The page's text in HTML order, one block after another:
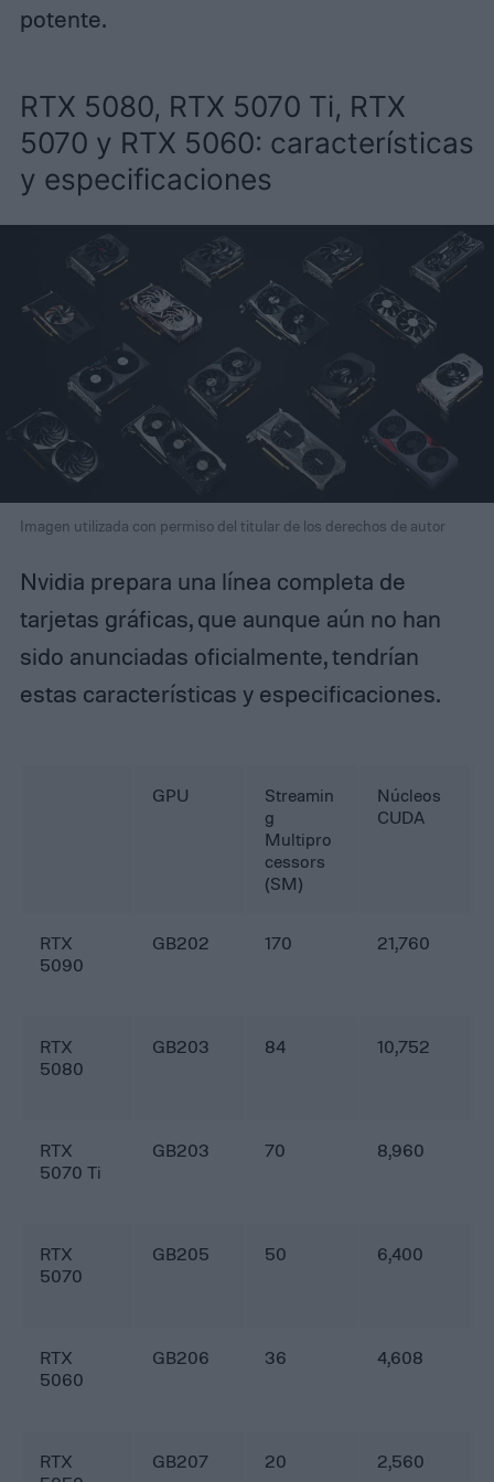
potente.
RTX 5080, RTX 5070 Ti, RTX
5070 y RTX 5060: características
y especificaciones
Imagen utilizada con permiso del titular de los derechos de autor
Nvidia prepara una línea completa de
tarjetas gráficas, que aunque aún no han
sido anunciadas oficialmente, tendrían
estas características y especificaciones.
GPU
Streamin
g
Multipro
cessors
(SM)
Núcleos
CUDA
RTX
5090
GB202 170 21,760
RTX
5080
GB203 84 10,752
RTX
5070 Ti
GB203 70 8,960
RTX
5070
GB205 50 6,400
RTX
5060
GB206 36 4,608
RTX
GB207 20 2,560